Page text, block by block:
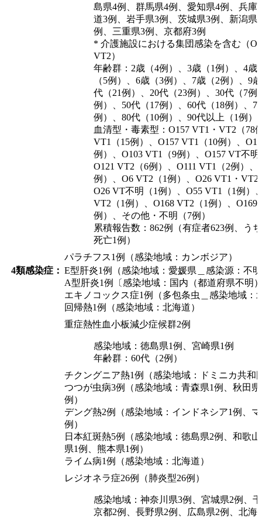
島県4例、群馬県4例、愛知県4例、兵庫
道3例、岩手県3例、茨城県3例、新潟県
例、三重県3例、京都府3例
* 介護施設における集団感染を含む（
VT2）
年齢群：2歳（4例）、3歳（1例）、4歳
（5例）、6歳（3例）、7歳（2例）、9
代（21例）、20代（23例）、30代（7例
例）、50代（17例）、60代（18例）、
例）、80代（10例）、90代以上（1例）
血清型・毒素型：O157 VT1・VT2（78
VT1（15例）、O157 VT1（10例）、
例）、O103 VT1（9例）、O157 VT不
O121 VT2（6例）、O111 VT1（2例）、
例）、O6 VT2（1例）、O26 VT1・VT2
O26 VT不明（1例）、O55 VT1（1例）
VT2（1例）、O168 VT2（1例）、O169
例）、その他・不明（7例）
累積報告数：862例（有症者623例、う
死亡1例）
パラチフス1例（感染地域：カンボジア）
4類感染症： E型肝炎1例（感染地域：愛媛県＿感染源：不
A型肝炎1例〔感染地域：国内（都道府県不明
エキノコックス症1例（多包条虫＿感染地域：
回帰熱1例（感染地域：北海道）
重症熱性血小板減少症候群2例
感染地域：徳島県1例、宮崎県1例
年齢群：60代（2例）
チクングニア熱1例（感染地域：ドミニカ共和
つつが虫病3例（感染地域：青森県1例、秋田
例）
デング熱2例（感染地域：インドネシア1例、
例）
日本紅斑熱5例（感染地域：徳島県2例、和歌
県1例、熊本県1例）
ライム病1例（感染地域：北海道）
レジオネラ症26例（肺炎型26例）
感染地域：神奈川県3例、宮城県2例、
京都2例、長野県2例、広島県2例、北海